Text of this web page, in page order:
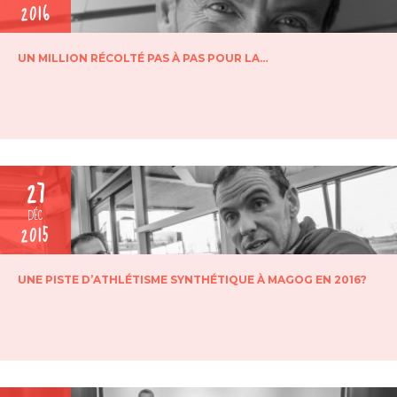
2016
UN MILLION RÉCOLTÉ PAS À PAS POUR LA…
27
DÉC
2015
UNE PISTE D’ATHLÉTISME SYNTHÉTIQUE À MAGOG EN 2016?